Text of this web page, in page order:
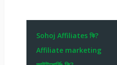
Sohoj Affiliates কি?
Affiliate marketing